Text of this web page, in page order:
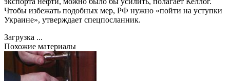
Чтобы избежать подобных мер, РФ нужно «пойти на уступки
Украине», утверждает спецпосланник.
Загрузка ...
Похожие материалы